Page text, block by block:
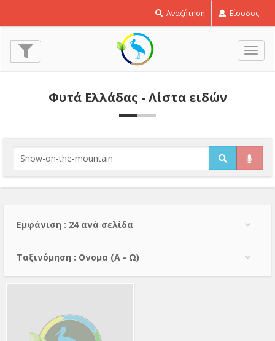
Αναζήτηση Είσοδος
Φυτά Ελλάδας - Λίστα ειδών
Εμφάνιση : 24 ανά σελίδα
Тαξινόμηση : Ονομα (A - Ω)